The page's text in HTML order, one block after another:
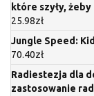
które szyły,
25.98zł
Jungle Speed:
70.40zł
Radiestezja dla
zastosowanie